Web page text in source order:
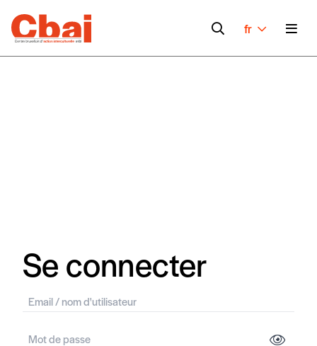
fr
Se connecter